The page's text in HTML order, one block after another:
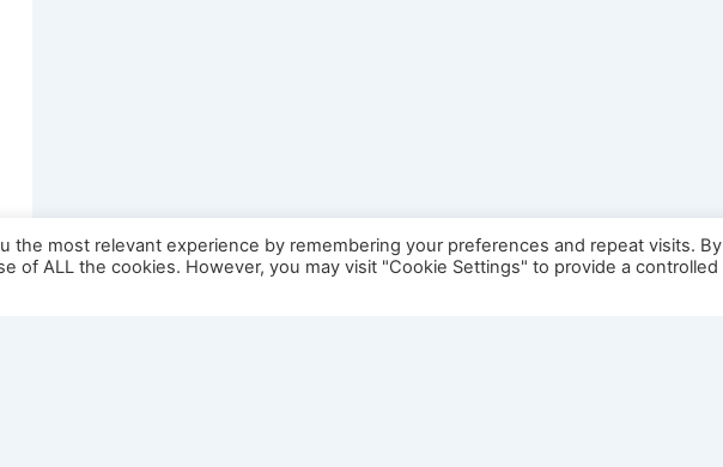
the most relevant experience by remembering your preferences and repeat visits. By
of ALL the cookies. However, you may visit "Cookie Settings" to provide a controlled